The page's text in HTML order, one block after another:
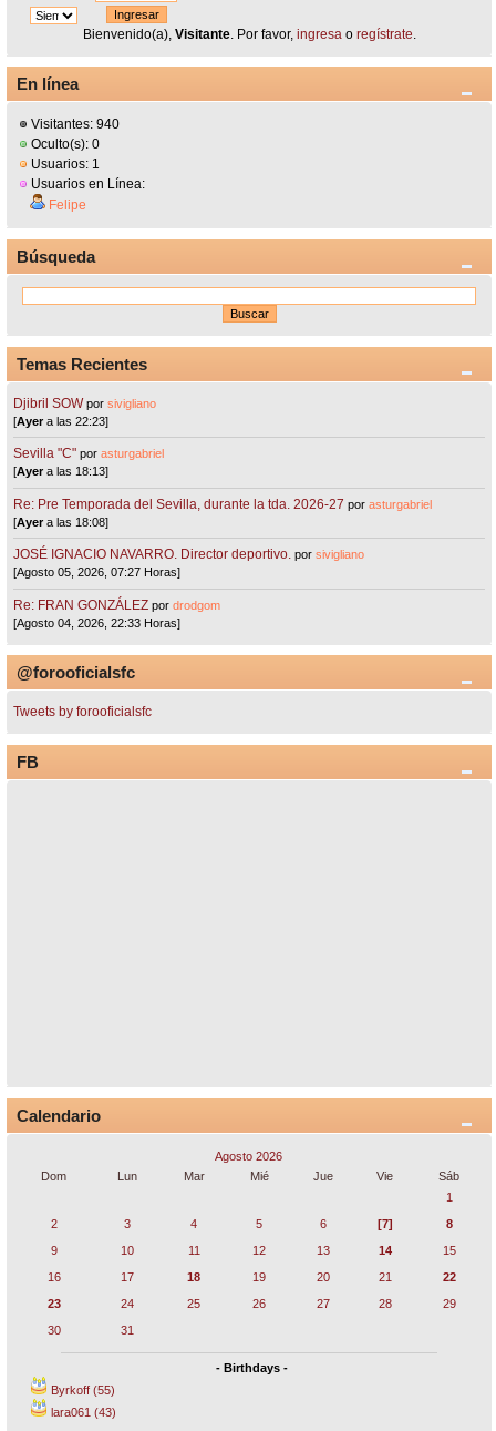
Bienvenido(a), Visitante. Por favor, ingresa o regístrate
En línea
Visitantes: 940
Oculto(s): 0
Usuarios: 1
Usuarios en Línea:
Felipe
Búsqueda
Temas Recientes
Djibril SOW porsivigliano
[Ayera las 22:23]
Sevilla "C"porasturgabriel
[Ayera las 18:13]
Re: Pre Temporada del Sevilla, durante la tda. 2026-27 porasturgabriel
[Ayera las 18:08]
JOSÉ IGNACIO NAVARRO. Director deportivo. porsivigliano
[Agosto 05, 2026, 07:27 Horas]
Re: FRAN GONZÁLEZ pordrodgom
[Agosto 04, 2026, 22:33 Horas]
@forooficialsfc
Tweets by forooficialsfc
FB
Calendario
Agosto 2026
Dom
Lun Mar Mié Jue Vie
Sáb
1
2
3 4 5 6 [7]
8
9
10 11 12 13 14
15
16
17 18 19 20 21
22
23
24 25 26 27 28
29
30
31
- Birthdays -
Byrkoff (55)
lara061 (43)